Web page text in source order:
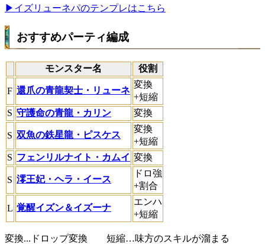
▶︎イズリューネパのテンプレはこちら
おすすめパーティ編成
モンスター名 役割
F 還爪の青龍契士・リューネ
変換
+短縮
S 守護命の青龍・カリン 変換
S 双魚の鉄星龍・ピスケス
変換
+短縮
S フェンリルナイト・カムイ 変換
S 澪王妃・ヘラ・イース
ドロ強
+割合
L 覚醒イズン＆イズーナ
エンハ
+短縮
変換...ドロップ変換 短縮…味方のスキルが溜まる